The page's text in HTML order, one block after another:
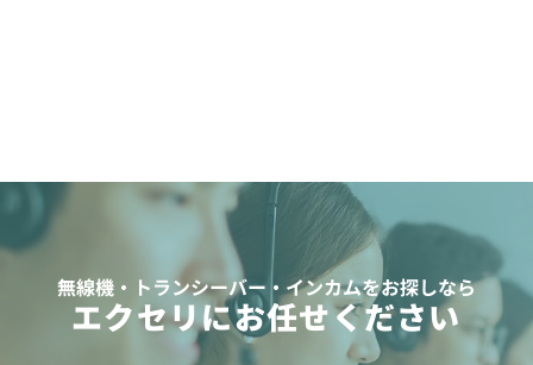
無線機・トランシーバー・インカムをお探しなら
エクセリにお任せください